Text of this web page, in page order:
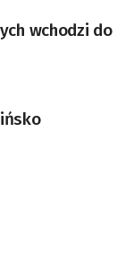
ds.
PAN.
wchodzi do